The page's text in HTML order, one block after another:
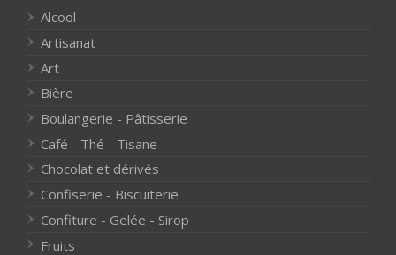
Alcool
Artisanat
Art
Bière
Boulangerie - Pâtisserie
Café - Thé - Tisane
Chocolat et dérivés
Confiserie - Biscuiterie
Confiture - Gelée - Sirop
Fruits